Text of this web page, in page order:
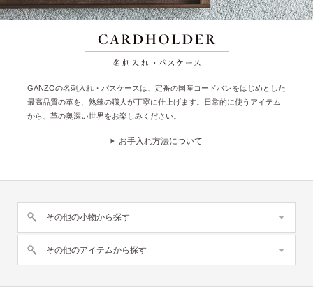
GANZOの名刺入れ・パスケースは、定番の国産コードバンをはじめとした
最高品質の革を、熟練の職人が丁寧に仕上げます。日常的に使うアイテム
から、革の奥深い世界をお楽しみください。
お手入れ方法について
その他の小物から探す
その他のアイテムから探す